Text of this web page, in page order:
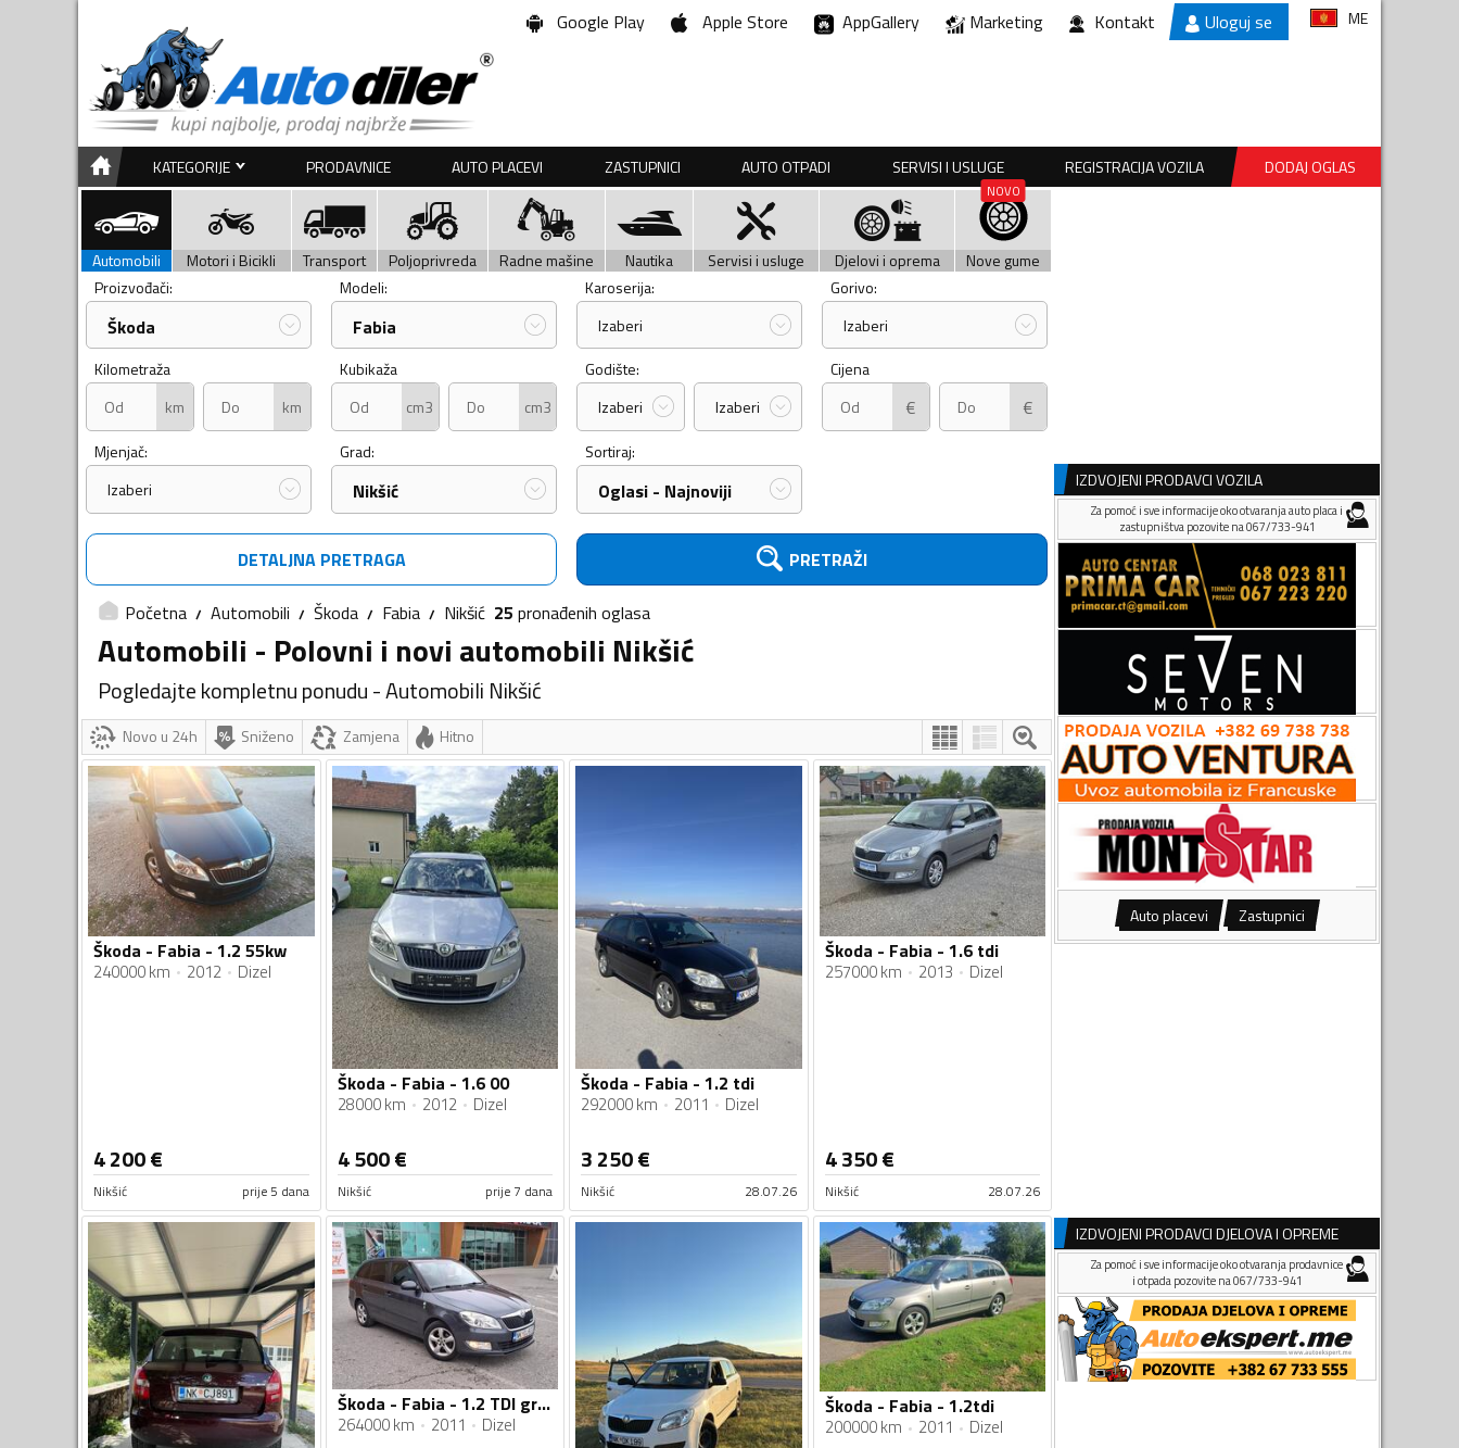
Google Play Apple Store AppGallery Marketing Kontakt Uloguj se ME
KATEGORIJE PRODAVNICE AUTO PLACEVI ZASTUPNICI AUTO OTPADI SERVISI I USLUGE REGISTRACIJA VOZILA DODAJ OGLAS
Automobili Motori i Bicikli Transport Poljoprivreda Radne mašine Nautika Servisi i usluge Djelovi i oprema
Nove gume
Proizvođači:
Škoda
Modeli:
Fabia
Karoserija:
Izaberi
Gorivo:
Izaberi
Kilometraža
km
km
Kubikaža
cm3
cm3
Godište:
Izaberi
Izaberi
Cijena
€ €
Mjenjač:
Izaberi
Grad:
Nikšić
Sortiraj:
Oglasi - Najnoviji
DETALJNA PRETRAGA PRETRAŽI
Početna Automobili Škoda Fabia Nikšić 25 pronađenih oglasa
Automobili - Polovni i novi automobili Nikšić
Pogledajte kompletnu ponudu - Automobili Nikšić
Novo u 24h Sniženo Zamjena Hitno
Škoda - Fabia - 1.2 55kw
240000 km 2012 Dizel
4 200€
Nikšić prije 5 dana
Škoda - Fabia - 1.6 00
28000 km 2012 Dizel
4 500€
Nikšić prije 7 dana
Škoda - Fabia - 1.2 tdi
292000 km 2011 Dizel
3 250€
Nikšić 28.07.26
Škoda - Fabia - 1.6 tdi
257000 km 2013 Dizel
4 350€
Nikšić 28.07.26
Škoda - Fabia - 1.2 TDI greenline
264000 km 2011 Dizel
Škoda - Fabia - 1.2tdi
200000 km 2011 Dizel
IZDVOJENI PRODAVCI VOZILA
Za pomoć i sve informacije oko otvaranja auto placa i
zastupništva pozovite na 067/733-941
Auto placevi Zastupnici
IZDVOJENI PRODAVCI DJELOVA I OPREME
Za pomoć i sve informacije oko otvaranja prodavnice
i otpada pozovite na 067/733-941